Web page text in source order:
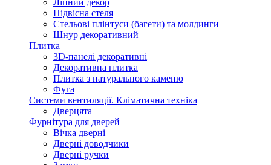
Ліпний декор
Підвісна стеля
Стельові плінтуси (багети) та молдинги
Шнур декоративний
Плитка
3D-панелі декоративні
Декоративна плитка
Плитка з натурального каменю
Фуга
Системи вентиляції. Кліматична техніка
Дверцята
Фурнітура для дверей
Вічка дверні
Дверні доводчики
Дверні ручки